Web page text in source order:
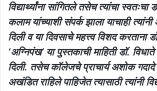
विद्यार्थ्यांना सांगितले तसेच त्यांचा
कलाम यांच्याशी संपर्क झाला याचाही
दिली व या दिवसाचे महत्त्व विशद करताना
‘अग्निपंख’ या पुस्तकाची माहिती डॉ. विधाते
दिली. तसेच कॉलेजचे प्राचार्य अशोक गदादे
अखंडित राहिले पाहिजेत त्यासाठी त्यांनी